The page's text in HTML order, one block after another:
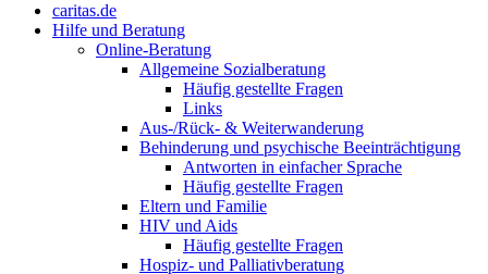
caritas.de
Hilfe und Beratung
Online-Beratung
Allgemeine Sozialberatung
Häufig gestellte Fragen
Links
Aus-/Rück- & Weiterwanderung
Behinderung und psychische Beeinträchtigung
Antworten in einfacher Sprache
Häufig gestellte Fragen
Eltern und Familie
HIV und Aids
Häufig gestellte Fragen
Hospiz- und Palliativberatung